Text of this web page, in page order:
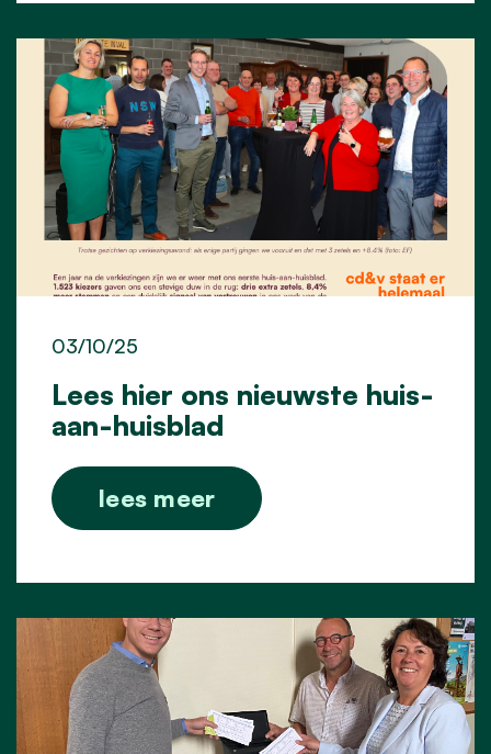
Lees hier ons nieuwste huis-
aan-huisblad
03/10/25
lees meer